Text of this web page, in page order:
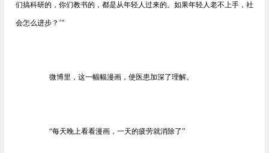
们搞科研的，你们教书的，都是从年轻人过来的。如果年轻人老不上手，社
会怎么进步？’”
微博里，这一幅幅漫画，使医患加深了理解。
“每天晚上看看漫画，一天的疲劳就消除了”